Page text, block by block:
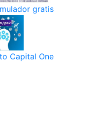
gratis
Capital One